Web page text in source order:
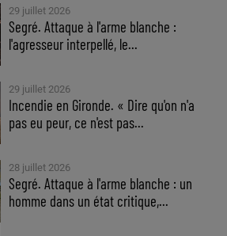
29 juillet 2026
Segré. Attaque à l'arme blanche :
l'agresseur interpellé, le...
29 juillet 2026
Incendie en Gironde. « Dire qu'on n'a
pas eu peur, ce n'est pas...
28 juillet 2026
Segré. Attaque à l'arme blanche : un
homme dans un état critique,...